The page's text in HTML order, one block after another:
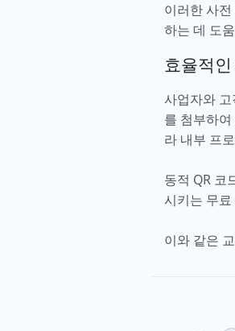
이러한 사
하는 데 도
효율적
사업자와
를 첨부하
라 내부 프
동적 QR 코
시키는 무
이와 같은